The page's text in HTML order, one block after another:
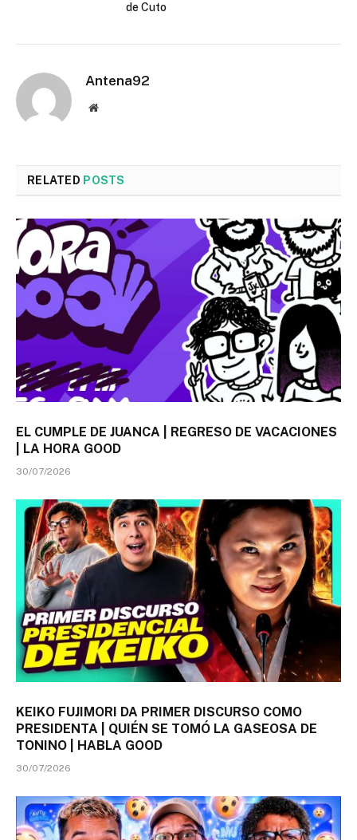
de Cuto
Antena92
Website
RELATED POSTS
EL CUMPLE DE JUANCA | REGRESO DE VACACIONES
| LA HORA GOOD
30/07/2026
KEIKO FUJIMORI DA PRIMER DISCURSO COMO
PRESIDENTA | QUIÉN SE TOMÓ LA GASEOSA DE
TONINO | HABLA GOOD
30/07/2026